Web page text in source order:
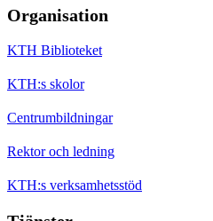
Organisation
KTH Biblioteket
KTH:s skolor
Centrumbildningar
Rektor och ledning
KTH:s verksamhetsstöd